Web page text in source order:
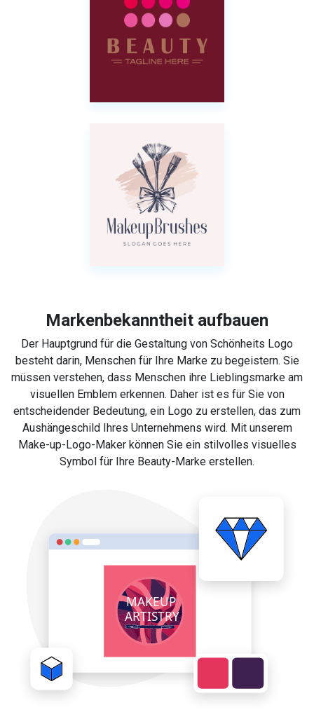
Markenbekanntheit aufbauen
Der Hauptgrund für die Gestaltung von Schönheits Logo
besteht darin, Menschen für Ihre Marke zu begeistern. Sie
müssen verstehen, dass Menschen ihre Lieblingsmarke am
visuellen Emblem erkennen. Daher ist es für Sie von
entscheidender Bedeutung, ein Logo zu erstellen, das zum
Aushängeschild Ihres Unternehmens wird. Mit unserem
Make-up-Logo-Maker können Sie ein stilvolles visuelles
Symbol für Ihre Beauty-Marke erstellen.